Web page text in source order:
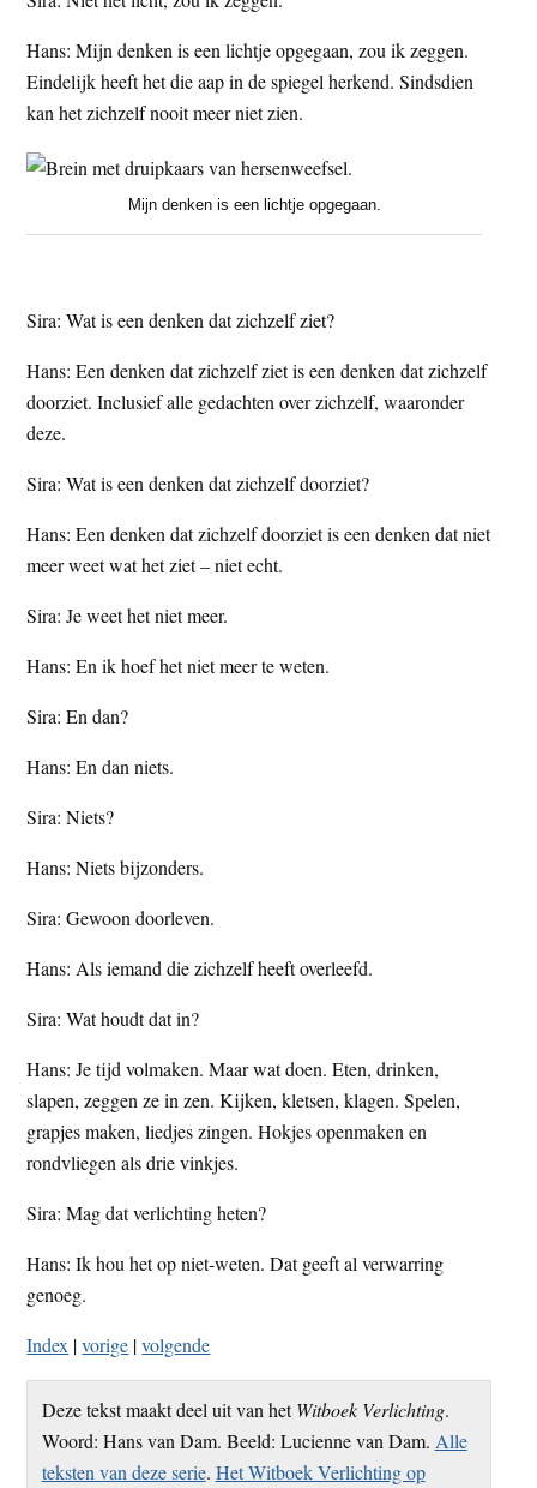
Hans: Mijn denken is een lichtje opgegaan, zou ik zeggen.
Eindelijk heeft het die aap in de spiegel herkend. Sindsdien
kan het zichzelf nooit meer niet zien.
Mijn denken is een lichtje opgegaan.
Sira: Wat is een denken dat zichzelf ziet?
Hans: Een denken dat zichzelf ziet is een denken dat zichzelf
doorziet. Inclusief alle gedachten over zichzelf, waaronder
deze.
Sira: Wat is een denken dat zichzelf doorziet?
Hans: Een denken dat zichzelf doorziet is een denken dat niet
meer weet wat het ziet – niet echt.
Sira: Je weet het niet meer.
Hans: En ik hoef het niet meer te weten.
Sira: En dan?
Hans: En dan niets.
Sira: Niets?
Hans: Niets bijzonders.
Sira: Gewoon doorleven.
Hans: Als iemand die zichzelf heeft overleefd.
Sira: Wat houdt dat in?
Hans: Je tijd volmaken. Maar wat doen. Eten, drinken,
slapen, zeggen ze in zen. Kijken, kletsen, klagen. Spelen,
grapjes maken, liedjes zingen. Hokjes openmaken en
rondvliegen als drie vinkjes.
Sira: Mag dat verlichting heten?
Hans: Ik hou het op niet-weten. Dat geeft al verwarring
genoeg.
Index |vorige |volgende
Deze tekst maakt deel uit van hetWitboek Verlichting.
Woord: Hans van Dam. Beeld: Lucienne van Dam. Alle
teksten van deze serie. Het Witboek Verlichting op